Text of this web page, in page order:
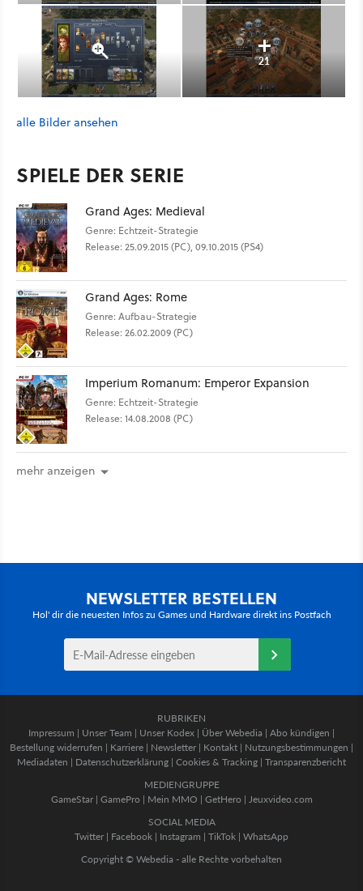
21
alle Bilder ansehen
SPIELE DER SERIE
Grand Ages: Medieval
Genre: Echtzeit-Strategie
Release: 25.09.2015 (PC), 09.10.2015 (PS4)
Grand Ages: Rome
Genre: Aufbau-Strategie
Release: 26.02.2009 (PC)
Imperium Romanum: Emperor Expansion
Genre: Echtzeit-Strategie
Release: 14.08.2008 (PC)
mehr anzeigen
NEWSLETTER BESTELLEN
Hol' dir die neuesten Infos zu Games und Hardware direkt ins Postfach
RUBRIKEN
Impressum | Unser Team | Unser Kodex | Über Webedia | Abo kündigen |
Bestellung widerrufen | Karriere | Newsletter | Kontakt | Nutzungsbestimmungen |
Mediadaten | Datenschutzerklärung | Cookies & Tracking | Transparenzbericht
MEDIENGRUPPE
GameStar| GamePro | Mein MMO | GetHero | Jeuxvideo.com
SOCIAL MEDIA
Twitter | Facebook | Instagram | TikTok | WhatsApp
Copyright © Webedia - alle Rechte vorbehalten